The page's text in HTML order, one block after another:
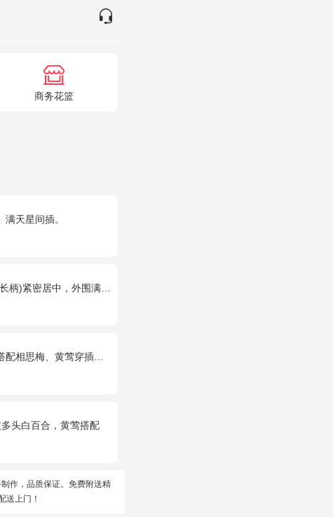
商务花篮
天星间插。
居中，外围满天星丰满环绕。
思梅、黄莺穿插点缀。
头白百合，黄莺搭配
作，品质保证。免费附送精
送上门！